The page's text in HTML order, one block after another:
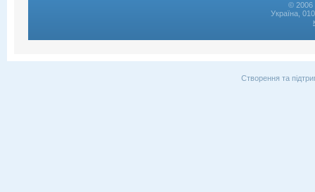
© 2006
Україна,
Створення та